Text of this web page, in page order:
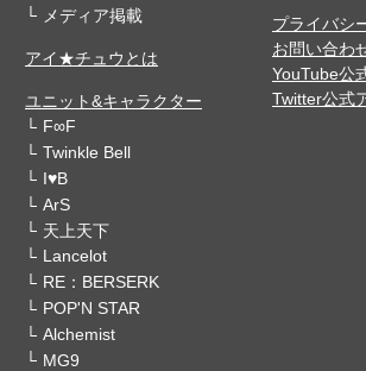
メディア掲載
アイ★チュウとは
ユニット&キャラクター
F∞F
Twinkle Bell
I♥B
ArS
天上天下
Lancelot
RE：BERSERK
POP'N STAR
Alchemist
MG9
プライバシ
お問い合わ
YouTube公
Twitter公式